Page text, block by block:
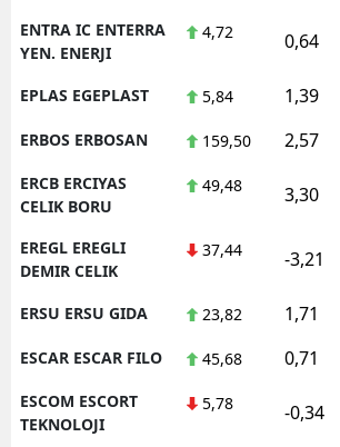
ENTRA IC ENTERRA
YEN. ENERJI
4,72 0,64
EPLAS EGEPLAST 5,84 1,39
ERBOS ERBOSAN 159,50 2,57
ERCB ERCIYAS
CELIK BORU
49,48 3,30
EREGL EREGLI
DEMIR CELIK
37,44 -3,21
ERSU ERSU GIDA 23,82 1,71
ESCAR ESCAR FILO 45,68 0,71
ESCOM ESCORT
TEKNOLOJI
5,78 -0,34